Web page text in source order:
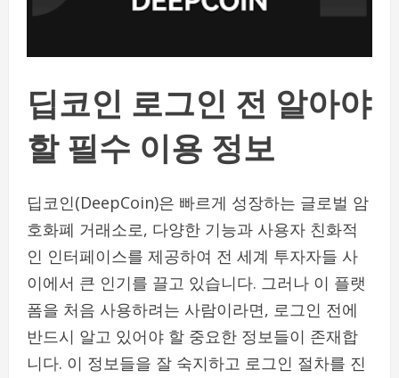
딥코인 로그인 전 알아야
할 필수 이용 정보
딥코인(DeepCoin)은 빠르게 성장하는 글로벌 암
호화폐 거래소로, 다양한 기능과 사용자 친화적
인 인터페이스를 제공하여 전 세계 투자자들 사
이에서 큰 인기를 끌고 있습니다. 그러나 이 플랫
폼을 처음 사용하려는 사람이라면, 로그인 전에
반드시 알고 있어야 할 중요한 정보들이 존재합
니다. 이 정보들을 잘 숙지하고 로그인 절차를 진